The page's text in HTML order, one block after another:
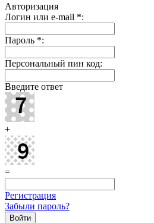
Авторизация
Логин или e-mail *:
Пароль *:
Персональный пин код:
Введите ответ
+
=
Регистрация
Забыли пароль?